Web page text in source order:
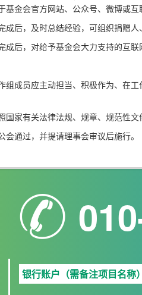
基金会官方网站、公众号、微博或互
成后，及时总结经验，可组织捐赠
成后，对给予基金会大力支持的互
组成员应主动担当、积极作为、在
国家有关法律法规、规章、规范性文
会通过，并提请理事会审议后施行。
银行账户（需备注项目名称）